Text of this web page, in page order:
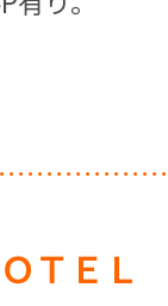
ＴＥＬ